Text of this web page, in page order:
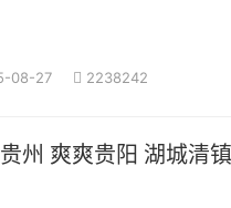
08-27 2238242
多彩贵州 爽爽